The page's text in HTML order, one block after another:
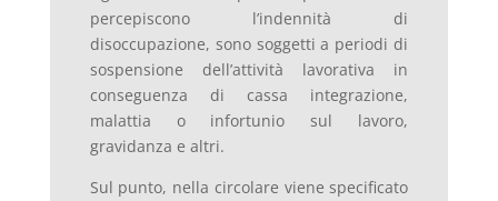
percepiscono l’indennità di
disoccupazione, sono soggetti a periodi di
sospensione dell’attività lavorativa in
conseguenza di cassa integrazione,
malattia o infortunio sul lavoro,
gravidanza e altri.
Sul punto, nella circolare viene specificato